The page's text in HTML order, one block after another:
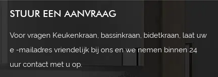
STUUR EEN AANVRAAG
Voor vragen Keukenkraan, bassinkraan, bidetkraan, laat uw
e -mailadres vriendelijk bij ons en we nemen binnen 24
uur contact met u op.